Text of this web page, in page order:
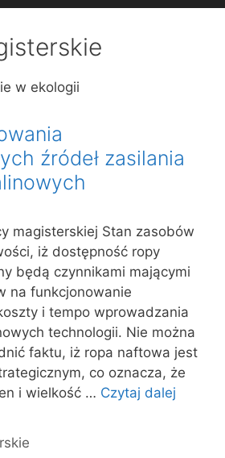
w ekologii
źródeł zasilania
magisterskiej Stan zasobów
iż dostępność ropy
będą czynnikami mającymi
na funkcjonowanie
i tempo wprowadzania
technologii. Nie można
faktu, iż ropa naftowa jest
co oznacza, że
i wielkość … Czytaj dalej